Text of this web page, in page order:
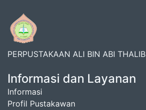
PERPUSTAKAAN ALI BIN ABI THALIB
Informasi dan Layanan
Informasi
Profil Pustakawan